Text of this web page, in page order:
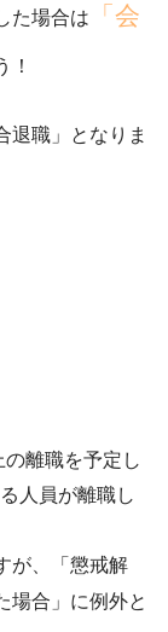
た場合は
「会
！
退職」となりま
離職を予定し
人員が離職し
、
「懲戒解
場合」に例外と